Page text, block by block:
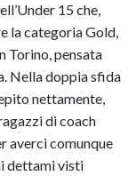
15 che,
la categoria Gold,
Torino, pensata
Nella doppia sfida
nettamente,
di coach
averci comunque
dettami visti